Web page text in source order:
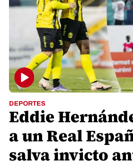
DEPORTES
Eddie
a un Real
salva invicto